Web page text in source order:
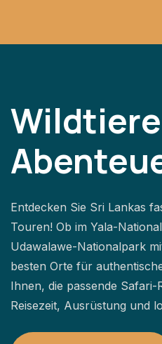
Entdecken Sie Sri Lankas
Touren! Ob im Yala-
Udawalawe-Nationalpark
besten Orte für
Ihnen, die passende
Reisezeit, Ausrüstung und